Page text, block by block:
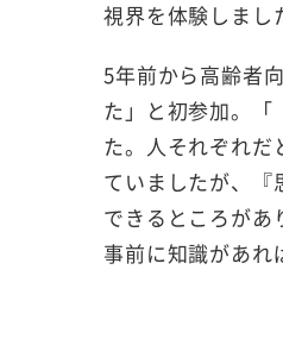
視界を体験しまし
5年前から高齢者
た」と初参加。「
た。人それぞれ
ていましたが、『
できるところがあ
事前に知識があれ